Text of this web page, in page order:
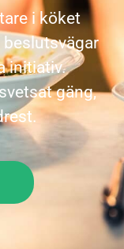
i köket
initiativ.
gäng,